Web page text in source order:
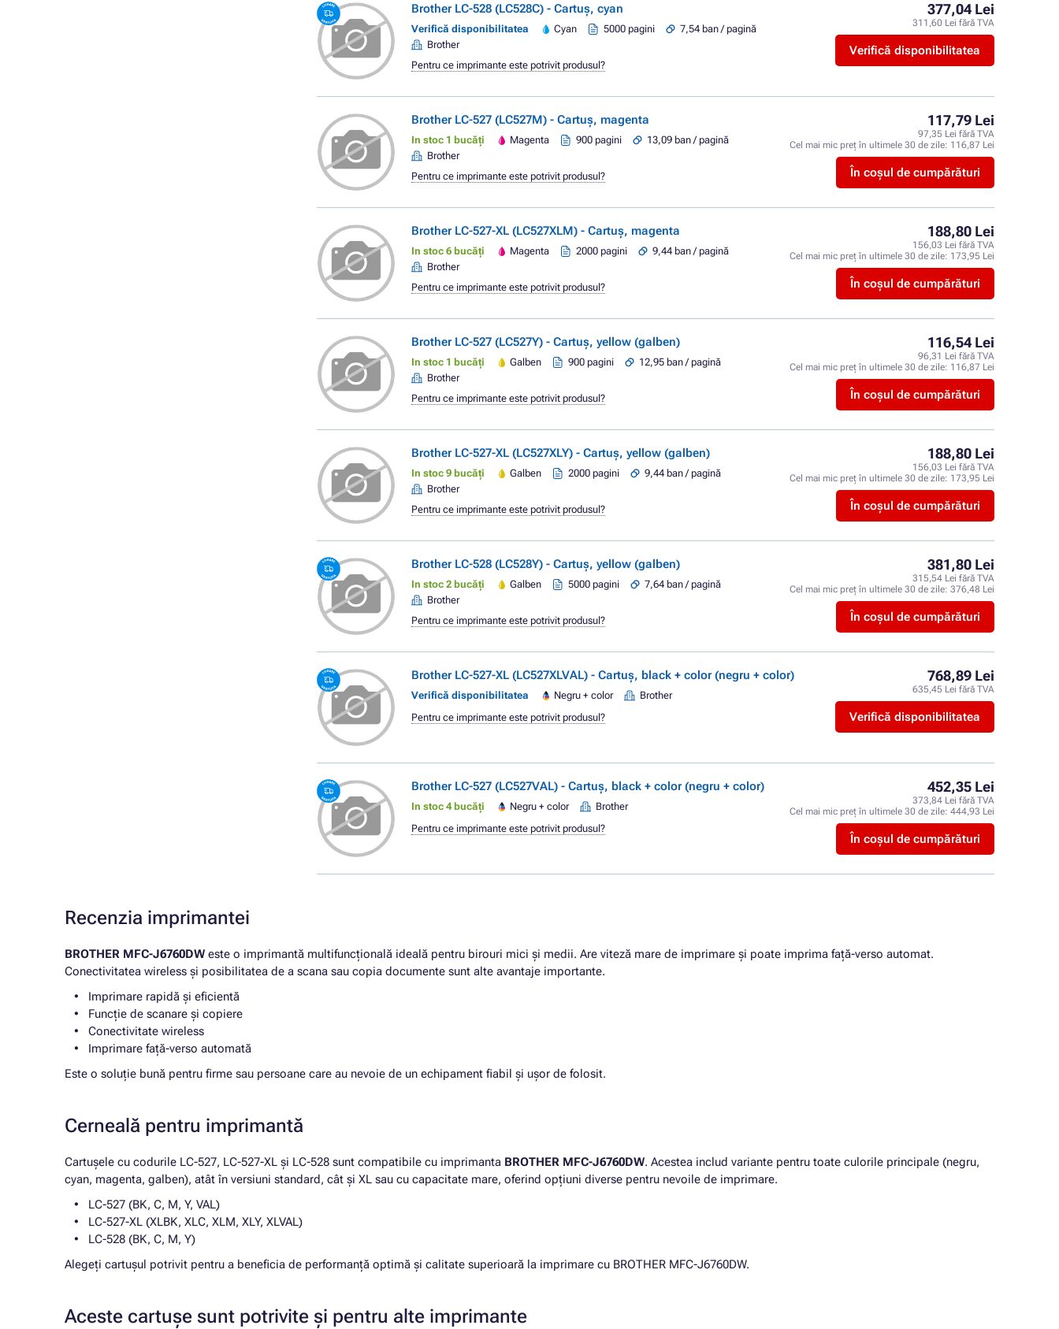
Brother LC-528 (LC528C) - Cartuș, cyan
Verifică disponibilitatea Cyan 5000 pagini
7,54 ban / pagină
Brother
377,04 Lei
311,60 Lei fără TVA
Verifică disponibilitatea
Pentru ce imprimante este potrivit produsul?
Brother LC-527 (LC527M) - Cartuș, magenta
In stoc 1 bucăți Magenta 900 pagini
13,09 ban / pagină
Brother
117,79 Lei
97,35 Lei fără TVA
Cel mai mic preț în ultimele 30 de zile: 116,87 Lei
În coșul de cumpărături
Pentru ce imprimante este potrivit produsul?
Brother LC-527-XL (LC527XLM) - Cartuș, magenta
In stoc 6 bucăți Magenta 2000 pagini
9,44 ban / pagină
Brother
188,80 Lei
156,03 Lei fără TVA
Cel mai mic preț în ultimele 30 de zile: 173,95 Lei
În coșul de cumpărături
Pentru ce imprimante este potrivit produsul?
Brother LC-527 (LC527Y) - Cartuș, yellow (galben)
In stoc 1 bucăți Galben 900 pagini
12,95 ban / pagină
Brother
116,54 Lei
96,31 Lei fără TVA
Cel mai mic preț în ultimele 30 de zile: 116,87 Lei
În coșul de cumpărături
Pentru ce imprimante este potrivit produsul?
Brother LC-527-XL (LC527XLY) - Cartuș, yellow (galben)
In stoc 9 bucăți Galben 2000 pagini
9,44 ban / pagină
Brother
188,80 Lei
156,03 Lei fără TVA
Cel mai mic preț în ultimele 30 de zile: 173,95 Lei
În coșul de cumpărături
Pentru ce imprimante este potrivit produsul?
Brother LC-528 (LC528Y) - Cartuș, yellow (galben)
In stoc 2 bucăți Galben 5000 pagini
7,64 ban / pagină
Brother
381,80 Lei
315,54 Lei fără TVA
Cel mai mic preț în ultimele 30 de zile: 376,48 Lei
În coșul de cumpărături
Pentru ce imprimante este potrivit produsul?
Brother LC-527-XL (LC527XLVAL) - Cartuș, black + color (negru + color)
Verifică disponibilitatea Negru + color Brother
768,89 Lei
635,45 Lei fără TVA
Verifică disponibilitatea
Pentru ce imprimante este potrivit produsul?
Brother LC-527 (LC527VAL) - Cartuș, black + color (negru + color)
In stoc 4 bucăți Negru + color Brother
452,35 Lei
373,84 Lei fără TVA
Cel mai mic preț în ultimele 30 de zile: 444,93 Lei
În coșul de cumpărături
Pentru ce imprimante este potrivit produsul?
Recenzia imprimantei
BROTHER MFC-J6760DW este o imprimantă multifuncțională ideală pentru birouri mici și medii. Are viteză mare de imprimare și poate imprima față-verso automat.
Conectivitatea wireless și posibilitatea de a scana sau copia documente sunt alte avantaje importante.
Imprimare rapidă și eficientă
Funcție de scanare și copiere
Conectivitate wireless
Imprimare față-verso automată
Este o soluție bună pentru firme sau persoane care au nevoie de un echipament fiabil și ușor de folosit.
Cerneală pentru imprimantă
Cartușele cu codurile LC-527, LC-527-XL și LC-528 sunt compatibile cu imprimanta BROTHER MFC-J6760DW. Acestea includ variante pentru toate culorile principale (negru,
cyan, magenta, galben), atât în versiuni standard, cât și XL sau cu capacitate mare, oferind opțiuni diverse pentru nevoile de imprimare.
LC-527 (BK, C, M, Y, VAL)
LC-527-XL (XLBK, XLC, XLM, XLY, XLVAL)
LC-528 (BK, C, M, Y)
Alegeți cartușul potrivit pentru a beneficia de performanță optimă și calitate superioară la imprimare cu BROTHER MFC-J6760DW.
Aceste cartușe sunt potrivite și pentru alte imprimante